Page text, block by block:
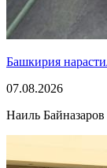
Башкирия
07.08.2026
Наиль Байназаров